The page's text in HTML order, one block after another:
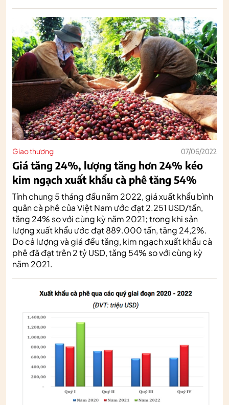
Giao thương 07/06/2022
Giá tăng 24%, lượng tăng hơn 24% kéo
kim ngạch xuất khẩu cà phê tăng 54%
Tính chung 5 tháng đầu năm 2022, giá xuất khẩu bình
quân cà phê của Việt Nam ước đạt 2.251 USD/tấn,
tăng 24% so với cùng kỳ năm 2021; trong khi sản
lượng xuất khẩu ước đạt 889.000 tấn, tăng 24,2%.
Do cả lượng và giá đều tăng, kim ngạch xuất khẩu cà
phê đã đạt trên 2 tỷ USD, tăng 54% so với cùng kỳ
năm 2021.